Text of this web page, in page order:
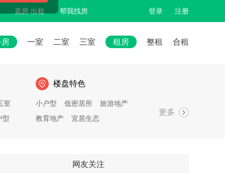
卖房.出租 帮我找房 登录 注册
房 一室 二室 三室 租房 整租 合租
室
型
楼盘特色
小户型 低密居所
旅游地产
教育地产
宜居生态
更多
网友关注